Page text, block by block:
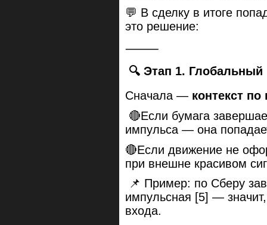
💬 В сделку в итоге
это решение:
⸻
🔍 Этап 1. Глобальный
Сначала — контекст
🔴Если бумага
импульса — она
🔴Если движение не
при внешне красивом
📌 Пример: по Сберу
импульсная [5] —
входа.